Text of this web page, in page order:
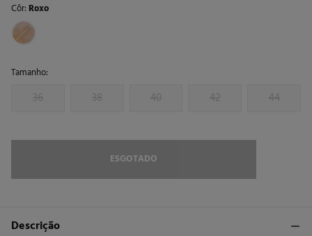
Côr: Roxo
Tamanho:
36 38 40 42 44
ESGOTADO
Descrição